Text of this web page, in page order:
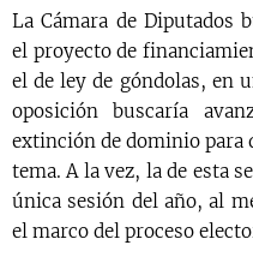
La Cámara de Diputados
el proyecto de
el de ley de góndolas, en
oposición buscaría
extinción de dominio para
tema. A la vez, la de esta
única sesión del año, al
el marco del proceso